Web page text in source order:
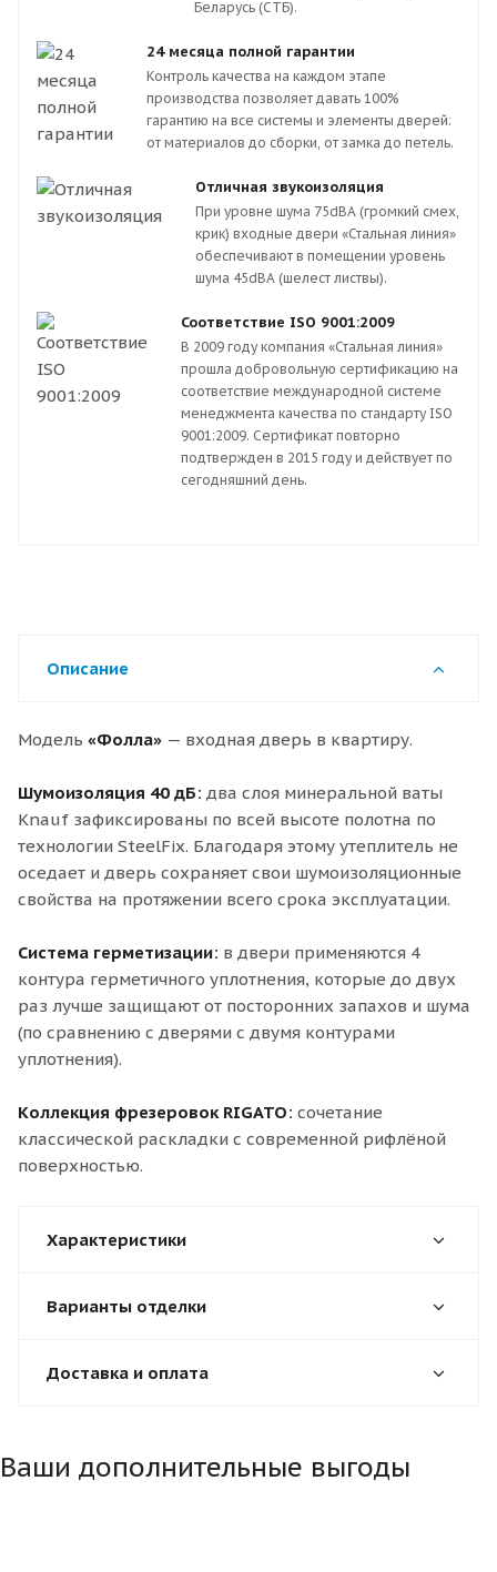
Беларусь (СТБ).
24 месяца полной гарантии
Контроль качества на каждом этапе
производства позволяет давать 100%
гарантию на все системы и элементы дверей:
от материалов до сборки, от замка до петель.
Отличная звукоизоляция
При уровне шума 75dBA (громкий смех,
крик) входные двери «Стальная линия»
обеспечивают в помещении уровень
шума 45dBA (шелест листвы).
Соответствие ISO 9001:2009
В 2009 году компания «Стальная линия»
прошла добровольную сертификацию на
соответствие международной системе
менеджмента качества по стандарту ISO
9001:2009. Сертификат повторно
подтвержден в 2015 году и действует по
сегодняшний день.
Описание
Модель «Фолла» — входная дверь в квартиру.
Шумоизоляция 40 дБ: два слоя минеральной ваты
Knauf зафиксированы по всей высоте полотна по
технологии SteelFix. Благодаря этому утеплитель не
оседает и дверь сохраняет свои шумоизоляционные
свойства на протяжении всего срока эксплуатации.
Система герметизации: в двери применяются 4
контура герметичного уплотнения, которые до двух
раз лучше защищают от посторонних запахов и шума
(по сравнению с дверями с двумя контурами
уплотнения).
Коллекция фрезеровок RIGATO: сочетание
классической раскладки с современной рифлёной
поверхностью.
Характеристики
Варианты отделки
Доставка и оплата
Ваши дополнительные выгоды